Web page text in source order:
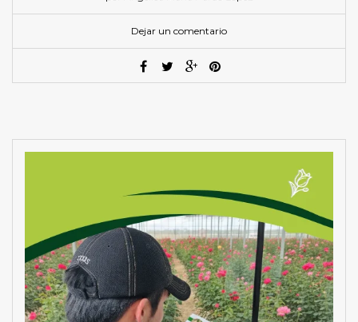
Dejar un comentario